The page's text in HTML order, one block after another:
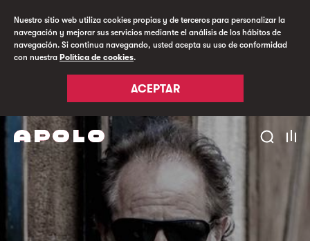
Nuestro sitio web utiliza cookies propias y de terceros para personalizar la
navegación y mejorar sus servicios mediante el análisis de los hábitos de
navegación. Si continua navegando, usted acepta su uso de conformidad
con nuestra Política de cookies.
ACEPTAR